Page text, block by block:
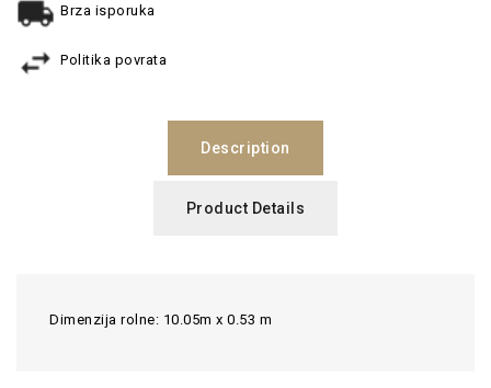
Brza isporuka
Politika povrata
Description
Product Details
Dimenzija rolne: 10.05m x 0.53 m